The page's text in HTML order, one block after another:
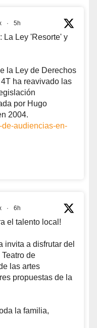
· 5h
La Ley 'Resorte' y
la Ley de Derechos
ha reavivado las
por Hugo
2004.
de-audiencias-en-
· 6h
el talento local!
invita a disfrutar del
de
las artes
propuestas de la
la familia,